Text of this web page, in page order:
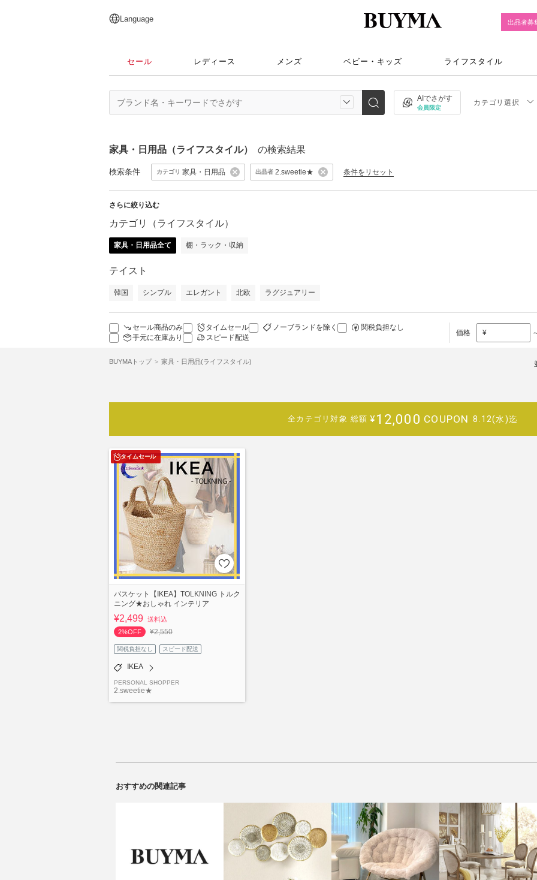
日本語
English
简体中文
繁體中文
Language 出品者募
セール レディース メンズ ベビー・キッズ ライフスタイル
AIでさがす
会員限定
カテゴリ選択
家具・日用品（ライフスタイル） の検索結果
検索条件 カテゴリ 家具・日用品 出品者 2.sweetie★ 条件をリセット
さらに絞り込む
カテゴリ（ライフスタイル）
家具・日用品全て 棚・ラック・収納
テイスト
韓国 シンプル エレガント 北欧 ラグジュアリー
セール商品のみ タイムセール ノーブランドを除く
関税負担なし
手元に在庫あり
スピード配送
価格 ¥
BUYMAトップ 家具・日用品(ライフスタイル)
全カテゴリ対象 総額 ¥12,000 COUPON 8.12(水)迄
タイムセール
バスケット【IKEA】TOLKNING トルク
ニング★おしゃれ インテリア
¥2,499 送料込
2%OFF
¥2,550
関税負担なし スピード配送
IKEA
PERSONAL SHOPPER
2.sweetie★
おすすめの関連記事